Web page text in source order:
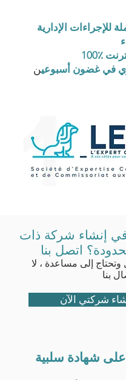
للإجراءات الإدارية
في غضون أسبوعين
إنشاء شركة ذات
اتصل بنا
وتحتاج إلى مساعدة ، لا
شركتي الآن